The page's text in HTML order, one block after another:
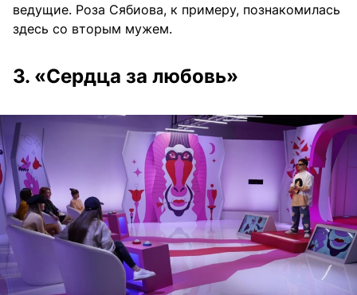
ведущие. Роза Сябиова, к примеру, познакомилась
здесь со вторым мужем.
3. «Сердца за любовь»